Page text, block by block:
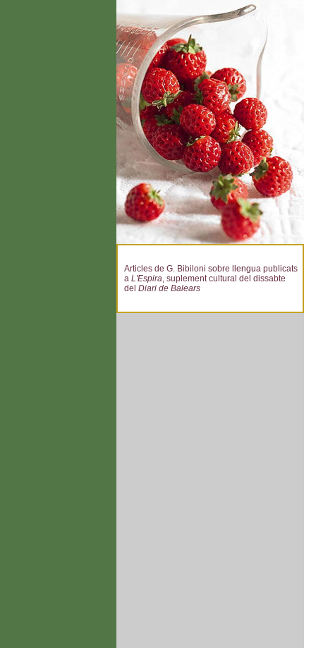
Articles de G. Bibiloni sobre llengua publicats
a L'Espira, suplement cultural del dissabte
del Diari de Balears